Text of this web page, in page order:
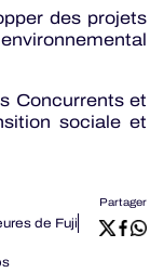
des projets
Concurrents et
sociale et
de Fuji
Partager